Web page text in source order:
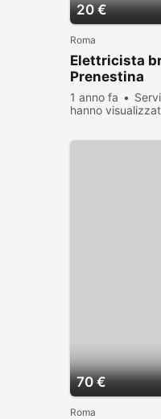
20 €
Roma
Elettricista
Prenestina
1 anno fa
hanno
70 €
Roma